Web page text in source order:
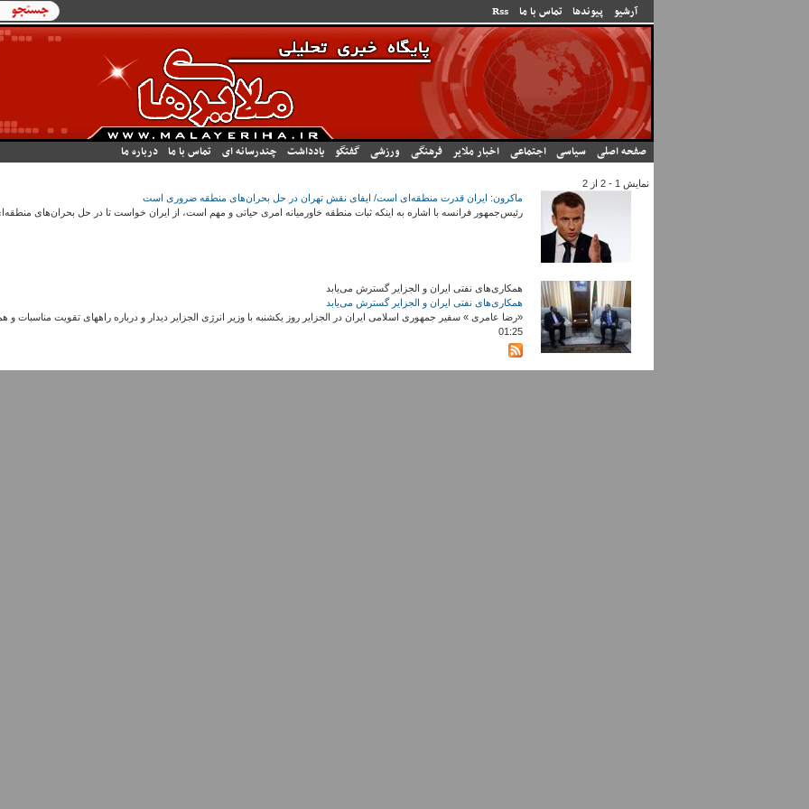
آرشیو پیوندها تماس با ما Rss فرم
جستجو
صفحه اصلی سیاسی اجتماعی اخبار ملایر فرهنگی ورزشی گفتگو یادداشت چندرسانه ای تماس با ما درباره ما
نمایش 1 - 2 از 2
ماکرون: ایران قدرت منطقه‌ای است/ ایفای نقش تهران در حل بحران‌های منطقه ضروری است
رئیس‌جمهور فرانسه با اشاره به اینکه ثبات منطقه خاورمیانه امری حیاتی و مهم است، از ایران خواست تا در حل بحران‌های منطقه‌ای نقش
همکاری‌های نفتی ایران و الجزایر گسترش می‌یابد
همکاری‌های نفتی ایران و الجزایر گسترش می‌یابد
01:25